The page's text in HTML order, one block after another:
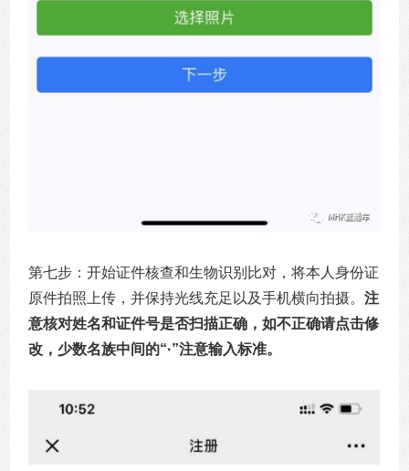
第七步：开始证件核查和生物识别比对，将本人身份证
原件拍照上传，并保持光线充足以及手机横向拍摄。注
意核对姓名和证件号是否扫描正确，如不正确请点击修
改，少数名族中间的“·”注意输入标准。